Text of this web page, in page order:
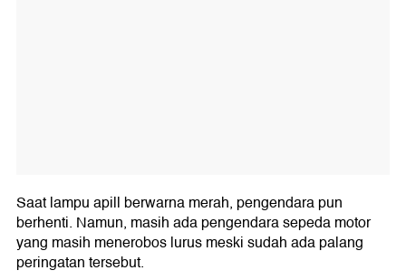
Saat lampu apill berwarna merah, pengendara pun
berhenti. Namun, masih ada pengendara sepeda motor
yang masih menerobos lurus meski sudah ada palang
peringatan tersebut.